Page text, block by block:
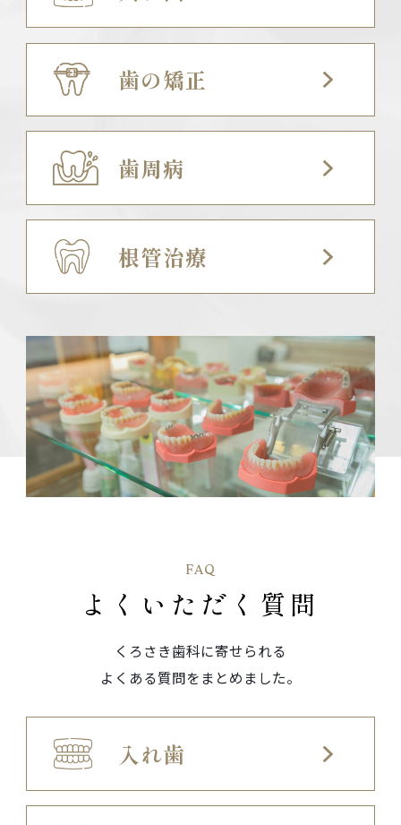
歯の矯正
歯周病
根管治療
FAQ
よくいただく質問
くろさき歯科に寄せられる
よくある質問をまとめました。
入れ歯